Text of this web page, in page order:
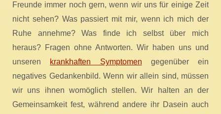
Freunde immer noch gern, wenn wir uns für einige Zeit
nicht sehen? Was passiert mit mir, wenn ich mich der
Ruhe annehme? Was finde ich selbst über mich
heraus? Fragen ohne Antworten. Wir haben uns und
unseren
krankhaften Symptomen gegenüber ein
negatives Gedankenbild. Wenn wir allein sind, müssen
wir uns ihnen womöglich stellen. Wir halten an der
Gemeinsamkeit fest, während andere ihr Dasein auch